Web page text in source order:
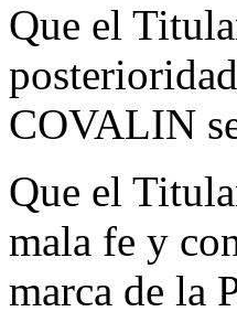
Que el
COVALIN
Que el
mala fe y
marca de la